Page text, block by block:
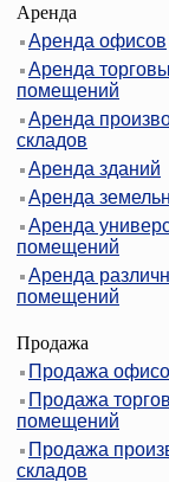
Аренда
Аренда офисов
Аренда
помещений
Аренда
складов
Аренда зданий
Аренда
Аренда
помещений
Аренда
помещений
Продажа
Продажа
Продажа
помещений
Продажа
складов